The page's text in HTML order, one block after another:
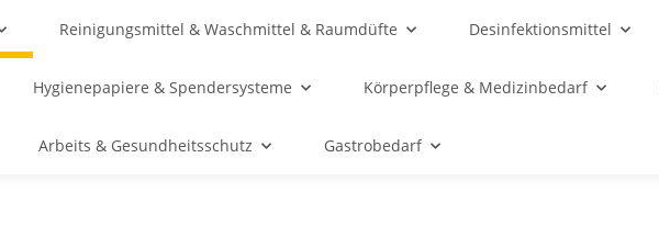
Reinigungsmittel & Waschmittel & Raumdüfte Desinfektionsmittel
Hygienepapiere & Spendersysteme Körperpflege & Medizinbedarf
Arbeits & Gesundheitsschutz Gastrobedarf